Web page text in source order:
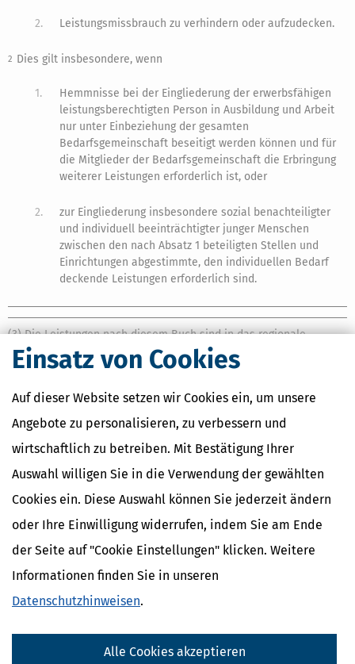
Einsatz von Cookies
Auf dieser Website setzen wir Cookies ein, um unsere
Angebote zu personalisieren, zu verbessern und
wirtschaftlich zu betreiben. Mit Bestätigung Ihrer
Auswahl willigen Sie in die Verwendung der gewählten
Cookies ein. Diese Auswahl können Sie jederzeit ändern
oder Ihre Einwilligung widerrufen, indem Sie am Ende
der Seite auf "Cookie Einstellungen" klicken. Weitere
Informationen finden Sie in unseren
Datenschutzhinweisen.
Alle Cookies akzeptieren
2. Leistungsmissbrauch zu verhindern oder aufzudecken.
2 Dies gilt insbesondere, wenn
1.
Hemmnisse bei der Eingliederung der erwerbsfähigen
leistungsberechtigten Person in Ausbildung und Arbeit
nur unter Einbeziehung der gesamten
Bedarfsgemeinschaft beseitigt werden können und für
die Mitglieder der Bedarfsgemeinschaft die Erbringung
weiterer Leistungen erforderlich ist, oder
2.
zur Eingliederung insbesondere sozial benachteiligter
und individuell beeinträchtigter junger Menschen
zwischen den nach Absatz 1 beteiligten Stellen und
Einrichtungen abgestimmte, den individuellen Bedarf
deckende Leistungen erforderlich sind.
(3) Die Leistungen nach diesem Buch sind in das regionale
Arbeitsmarktmonitoring der Agenturen für Arbeit nach § 9 Absatz 2
des Dritten Buches einzubeziehen.
(4) 1
Die Agenturen für Arbeit sollen mit Gemeinden, Kreisen und
Bezirken auf deren Verlangen Vereinbarungen über das Erbringen
von Leistungen zur Eingliederung nach diesem Gesetz mit
Ausnahme der Leistungen nach
§ 16 Absatz 1schließen, wenn sie
den durch eine Rechtsverordnung festgelegten
Mindestanforderungen entsprechen.2 Satz 1 gilt nicht für die
zugelassenen kommunalen Träger.
(5) Das Bundesministerium für Arbeit und Soziales wird
ermächtigt, ohne Zustimmung des Bundesrates durch
Rechtsverordnung zu bestimmen, welchen Anforderungen eine
Vereinbarung nach Absatz 3 mindestens genügen muss.
Ähnliche Themen
Beruf & Ausbildung